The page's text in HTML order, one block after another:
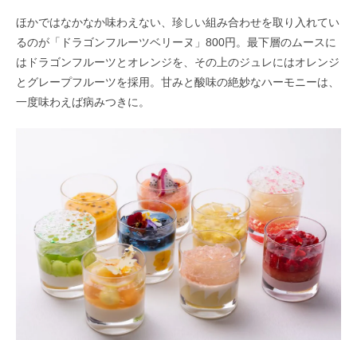
ほかではなかなか味わえない、珍しい組み合わせを取り入れてい
るのが「ドラゴンフルーツベリーヌ」800円。最下層のムースに
はドラゴンフルーツとオレンジを、その上のジュレにはオレンジ
とグレープフルーツを採用。甘みと酸味の絶妙なハーモニーは、
一度味わえば病みつきに。